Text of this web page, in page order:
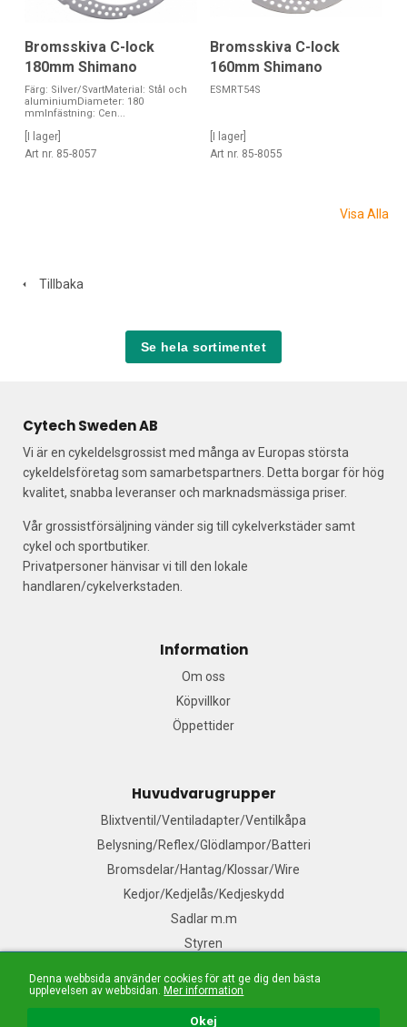
Okej
Denna webbsida använder cookies för att ge dig den bästa
upplevelsen av webbsidan.Mer information
Bromsskiva C-lock
180mm Shimano
Färg: Silver/SvartMaterial: Stål och
aluminiumDiameter: 180
mmInfästning: Cen...
[I lager]
Art nr. 85-8057
Bromsskiva C-lock
160mm Shimano
ESMRT54S
[I lager]
Art nr. 85-8055
Visa Alla
Tillbaka
Se hela sortimentet
Cytech Sweden AB
Vi är en cykeldelsgrossist med många av Europas största
cykeldelsföretag som samarbetspartners. Detta borgar för hög
kvalitet, snabba leveranser och marknadsmässiga priser.
Vår grossistförsäljning vänder sig till cykelverkstäder samt
cykel och sportbutiker.
Privatpersoner hänvisar vi till den lokale
handlaren/cykelverkstaden.
Information
Om oss
Köpvillkor
Öppettider
Huvudvarugrupper
Blixtventil/Ventiladapter/Ventilkåpa
Belysning/Reflex/Glödlampor/Batteri
Bromsdelar/Hantag/Klossar/Wire
Kedjor/Kedjelås/Kedjeskydd
Sadlar m.m
Styren
Mail:
| Tel: 076-140 91 99| E-handelslösning från
Nordisk E-handel